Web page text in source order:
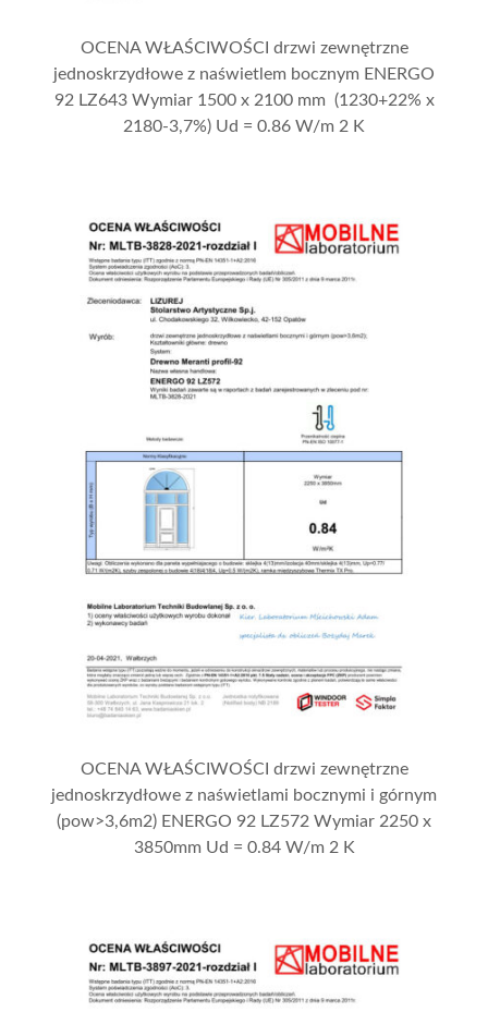
OCENA WŁAŚCIWOŚCI drzwi zewnętrzne
jednoskrzydłowe z naświetlem bocznym ENERGO
92 LZ643 Wymiar 1500 x 2100 mm (1230+22% x
2180-3,7%) Ud = 0.86 W/m 2 K
OCENA WŁAŚCIWOŚCI drzwi zewnętrzne
jednoskrzydłowe z naświetlami bocznymi i górnym
(pow>3,6m2) ENERGO 92 LZ572 Wymiar 2250 x
3850mm Ud = 0.84 W/m 2 K